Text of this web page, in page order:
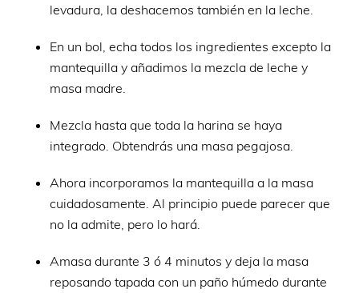
levadura, la deshacemos también en la leche.
En un bol, echa todos los ingredientes excepto la
mantequilla y añadimos la mezcla de leche y
masa madre.
Mezcla hasta que toda la harina se haya
integrado. Obtendrás una masa pegajosa.
Ahora incorporamos la mantequilla a la masa
cuidadosamente. Al principio puede parecer que
no la admite, pero lo hará.
Amasa durante 3 ó 4 minutos y deja la masa
reposando tapada con un paño húmedo durante